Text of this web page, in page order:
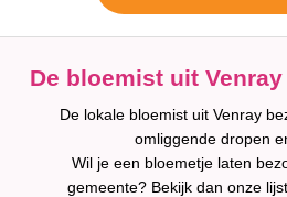
De bloemist uit
De lokale bloemist uit Venray
omliggende dropen
Wil je een bloemetje laten
gemeente? Bekijk dan onze